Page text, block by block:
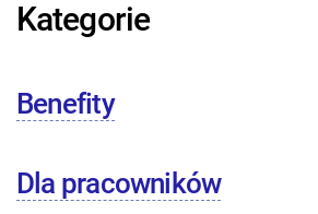
Kategorie
Benefity
Dla pracowników